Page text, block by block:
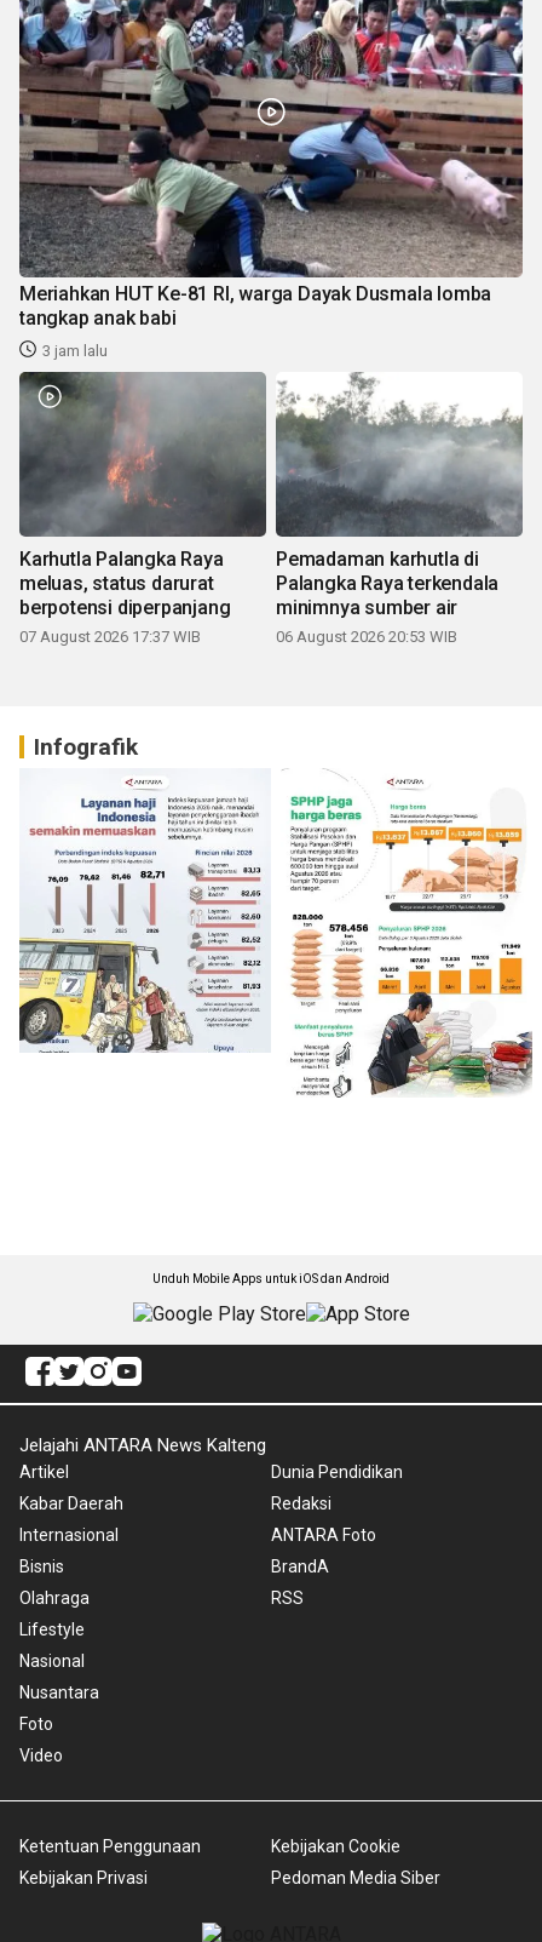
Meriahkan HUT Ke-81 RI, warga Dayak Dusmala lomba
tangkap anak babi
3 jam lalu
Karhutla Palangka Raya
meluas, status darurat
berpotensi diperpanjang
07 August 2026 17:37 WIB
Pemadaman karhutla di
Palangka Raya terkendala
minimnya sumber air
06 August 2026 20:53 WIB
Infografik
Unduh Mobile Apps untuk iOS dan Android
Jelajahi ANTARA News Kalteng
Artikel
Kabar Daerah
Internasional
Bisnis
Olahraga
Lifestyle
Nasional
Nusantara
Foto
Video
Dunia Pendidikan
Redaksi
ANTARA Foto
BrandA
RSS
Ketentuan Penggunaan
Kebijakan Privasi
Kebijakan Cookie
Pedoman Media Siber